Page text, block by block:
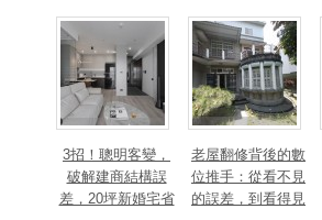
3招！聰明客變，
破解建商結構誤
差，20坪新婚宅省
老屋翻修背後的數
位推手：從看不見
的誤差，到看得見